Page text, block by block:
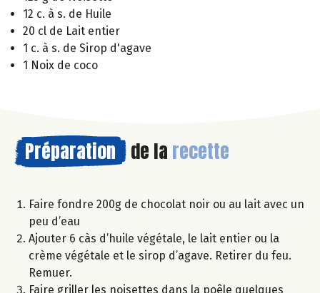
12 c. à s. de Huile
20 cl de Lait entier
1 c. à s. de Sirop d'agave
1 Noix de coco
Préparation de la recette
Faire fondre 200g de chocolat noir ou au lait avec un
peu d’eau
Ajouter 6 càs d’huile végétale, le lait entier ou la
crème végétale et le sirop d’agave. Retirer du feu.
Remuer.
Faire griller les noisettes dans la poêle quelques